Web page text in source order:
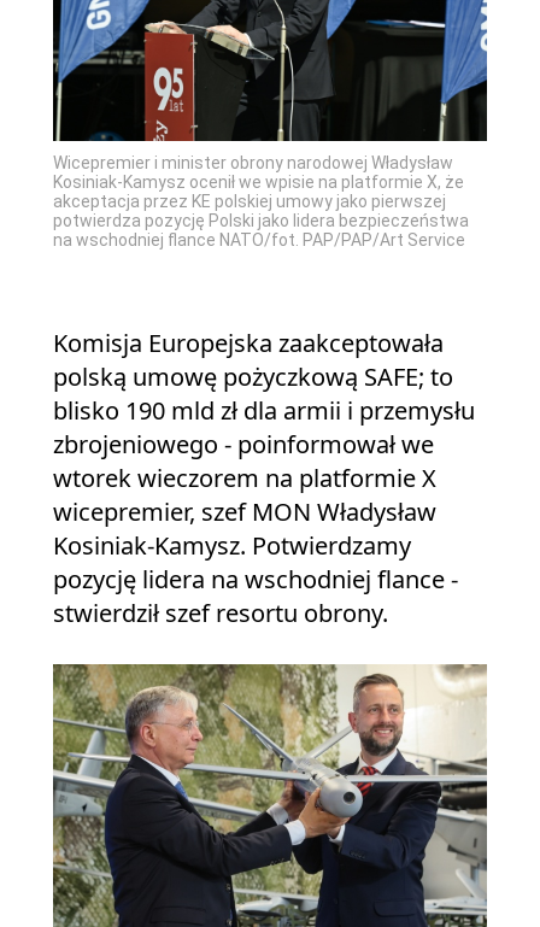
Wicepremier i minister obrony narodowej Władysław
Kosiniak-Kamysz ocenił we wpisie na platformie X, że
akceptacja przez KE polskiej umowy jako pierwszej
potwierdza pozycję Polski jako lidera bezpieczeństwa
na wschodniej flance NATO/fot. PAP/PAP/Art Service
Komisja Europejska zaakceptowała
polską umowę pożyczkową SAFE; to
blisko 190 mld zł dla armii i przemysłu
zbrojeniowego - poinformował we
wtorek wieczorem na platformie X
wicepremier, szef MON Władysław
Kosiniak-Kamysz. Potwierdzamy
pozycję lidera na wschodniej flance -
stwierdził szef resortu obrony.